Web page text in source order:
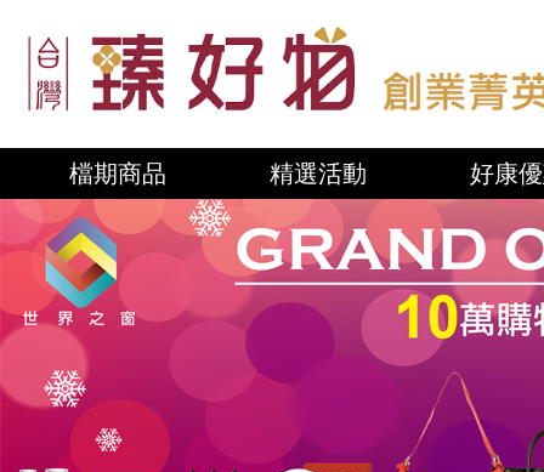
檔期商品 精選活動 好康